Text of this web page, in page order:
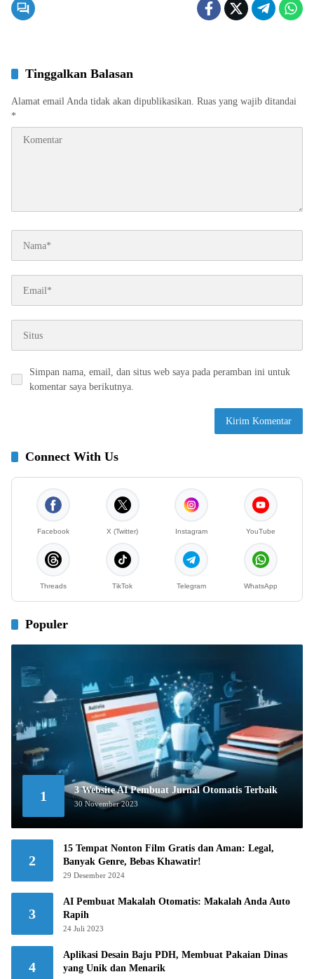
Tinggalkan Balasan
Alamat email Anda tidak akan dipublikasikan. Ruas yang wajib ditandai
*
Simpan nama, email, dan situs web saya pada peramban ini untuk
komentar saya berikutnya.
Connect With Us
Facebook X (Twitter) Instagram YouTube
Threads TikTok Telegram WhatsApp
Populer
1 3 Website AI Pembuat Jurnal Otomatis Terbaik
30 November 2023
2
15 Tempat Nonton Film Gratis dan Aman: Legal,
Banyak Genre, Bebas Khawatir!
29 Desember 2024
3
AI Pembuat Makalah Otomatis: Makalah Anda Auto
Rapih
24 Juli 2023
4
Aplikasi Desain Baju PDH, Membuat Pakaian Dinas
yang Unik dan Menarik